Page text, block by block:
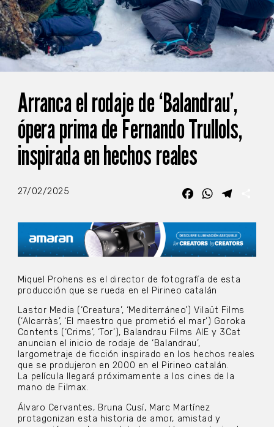
Arranca el rodaje de ‘Balandrau’,
ópera prima de Fernando Trullols,
inspirada en hechos reales
27/02/2025 FacebookWhatsApp
Miquel Prohens es el director de fotografía de esta
producción que se rueda en el Pirineo catalán
Lastor Media (‘Creatura’, ‘Mediterráneo’) Vilaüt Films
(‘Alcarràs’, ‘El maestro que prometió el mar’) Goroka
Contents (‘Crims’, ‘Tor’), Balandrau Films AIE y 3Cat
anuncian el inicio de rodaje de ‘Balandrau’,
largometraje de ficción inspirado en los hechos reales
que se produjeron en 2000 en el Pirineo catalán.
La película llegará próximamente a los cines de la
mano de Filmax.
Álvaro Cervantes, Bruna Cusí, Marc Martínez
protagonizan esta historia de amor, amistad y